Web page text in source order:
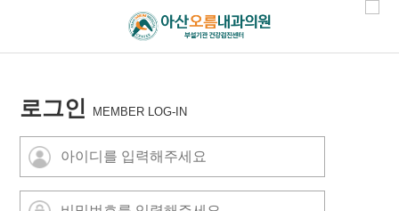
로그인 MEMBER LOG-IN